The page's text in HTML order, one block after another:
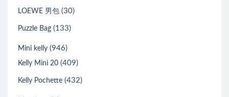
LOEWE 男包 (30)
Puzzle Bag (133)
Mini kelly (946)
Kelly Mini 20 (409)
Kelly Pochette (432)